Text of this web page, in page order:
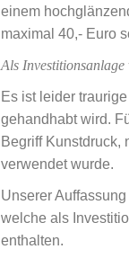
einem
maximal 40,- Euro
Als
Es ist leider
gehandhabt wird.
Begriff Kunstdruck,
verwendet wurde.
Unserer
welche als
enthalten.